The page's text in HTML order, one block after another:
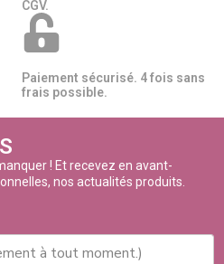
CGV.
Paiement sécurisé. 4 fois sans
frais possible.
! Et recevez en avant-
nos actualités produits.